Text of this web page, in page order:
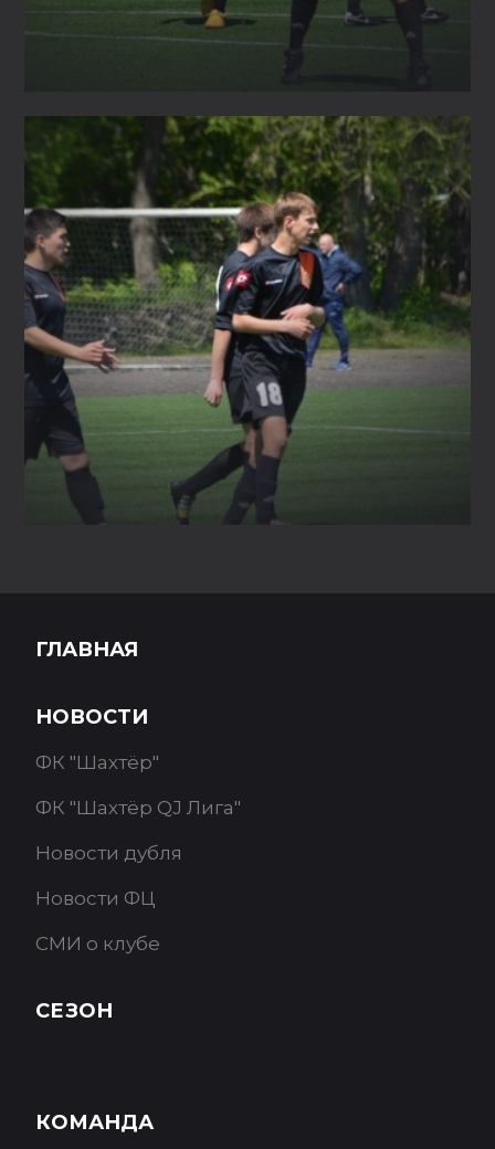
ГЛАВНАЯ
НОВОСТИ
ФК "Шахтёр"
ФК "Шахтёр QJ Лига"
Новости дубля
Новости ФЦ
СМИ о клубе
СЕЗОН
КОМАНДА